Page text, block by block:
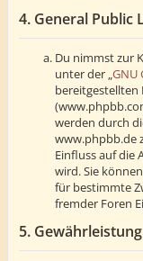
4. General Public
Du nimmst zur
unter der „GNU
bereitgestellten
werden durch
www.phpbb.de
Einfluss auf die
wird. Sie
für bestimmte
fremder Foren
5. Gewährleistung